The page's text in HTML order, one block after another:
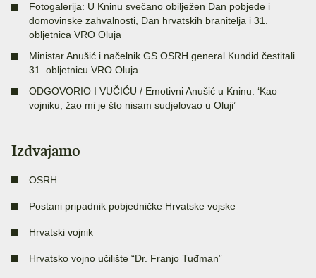
Fotogalerija: U Kninu svečano obilježen Dan pobjede i
domovinske zahvalnosti, Dan hrvatskih branitelja i 31.
obljetnica VRO Oluja
Ministar Anušić i načelnik GS OSRH general Kundid čestitali
31. obljetnicu VRO Oluja
ODGOVORIO I VUČIĆU / Emotivni Anušić u Kninu: ‘Kao
vojniku, žao mi je što nisam sudjelovao u Oluji’
Izdvajamo
OSRH
Postani pripadnik pobjedničke Hrvatske vojske
Hrvatski vojnik
Hrvatsko vojno učilište “Dr. Franjo Tuđman”